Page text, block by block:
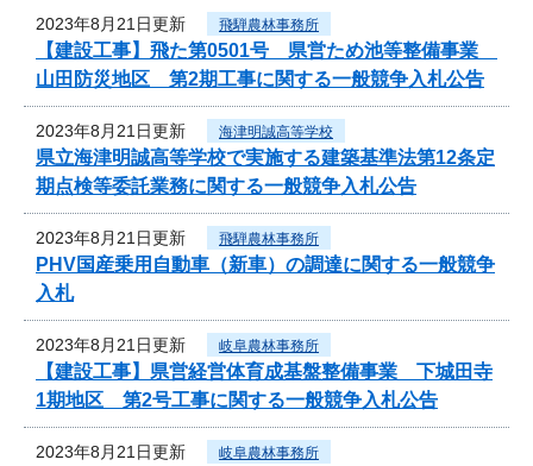
2023年8月21日更新 飛騨農林事務所
【建設工事】飛た第0501号 県営ため池等整備事業
山田防災地区 第2期工事に関する一般競争入札公告
2023年8月21日更新 海津明誠高等学校
県立海津明誠高等学校で実施する建築基準法第12条定
期点検等委託業務に関する一般競争入札公告
2023年8月21日更新 飛騨農林事務所
PHV国産乗用自動車（新車）の調達に関する一般競争
入札
2023年8月21日更新 岐阜農林事務所
【建設工事】県営経営体育成基盤整備事業 下城田寺
1期地区 第2号工事に関する一般競争入札公告
2023年8月21日更新 岐阜農林事務所